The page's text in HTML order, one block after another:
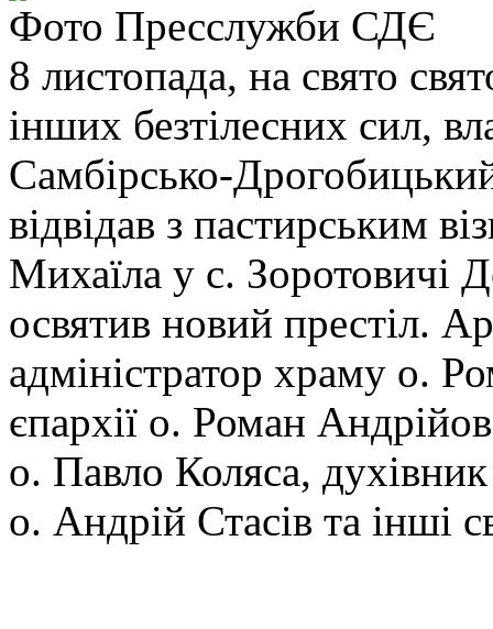
Фото Пресслужби СДЄ
8 листопада, на свято
інших безтілесних сил,
Самбірсько-
відвідав з пастирським
Михаїла у с. Зоротовичі
освятив новий престіл.
адміністратор храму о.
єпархії о. Роман
о. Павло Коляса, духівник
о. Андрій Стасів та інші